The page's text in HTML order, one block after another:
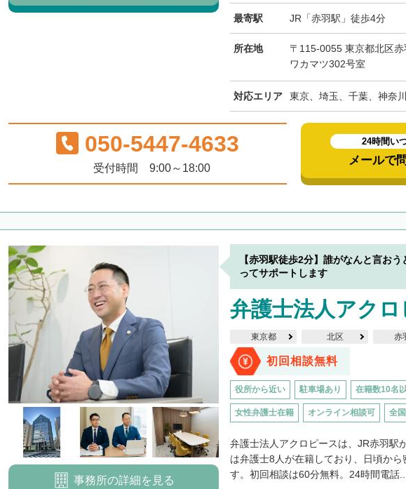
最寄駅 JR「赤羽駅」徒歩4分
所在地
〒115-0055 東京都北区
ワカマツ302号室
対応エリア 東京、埼玉、千葉、神奈川
050-5447-4633
受付時間 9:00～18:00
24時間い
メールで
【赤羽駅徒歩2分】誰がなんと言お
ってサポートします
弁護士法人アクロ
東京都 北区 赤
初回相談無料
役所から近い 駐車場あり 在籍数10名
女性弁護士在籍 オンライン相談可 全
弁護士法人アクロピースは、JR赤羽駅
は弁護士8人が在籍しており、日頃から
す。初回相談は60分無料。24時間電話
事務所の詳細を見る